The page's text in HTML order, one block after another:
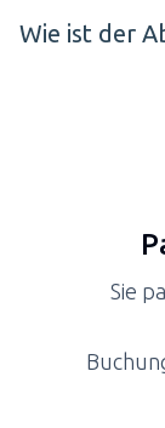
Wie ist der
Sie